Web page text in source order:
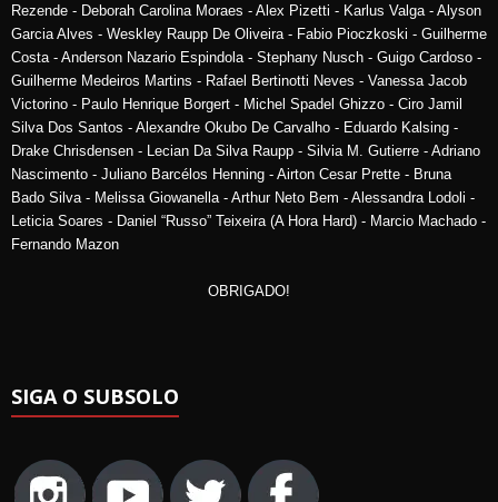
Rezende - Deborah Carolina Moraes - Alex Pizetti - Karlus Valga - Alyson
Garcia Alves - Weskley Raupp De Oliveira - Fabio Pioczkoski - Guilherme
Costa - Anderson Nazario Espindola - Stephany Nusch - Guigo Cardoso -
Guilherme Medeiros Martins - Rafael Bertinotti Neves - Vanessa Jacob
Victorino - Paulo Henrique Borgert - Michel Spadel Ghizzo - Ciro Jamil
Silva Dos Santos - Alexandre Okubo De Carvalho - Eduardo Kalsing -
Drake Chrisdensen - Lecian Da Silva Raupp - Silvia M. Gutierre - Adriano
Nascimento - Juliano Barcélos Henning - Airton Cesar Prette - Bruna
Bado Silva - Melissa Giowanella - Arthur Neto Bem - Alessandra Lodoli -
Leticia Soares - Daniel “Russo” Teixeira (A Hora Hard) - Marcio Machado -
Fernando Mazon
OBRIGADO!
SIGA O SUBSOLO